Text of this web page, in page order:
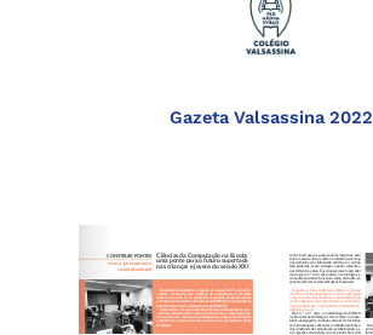
Gazeta Valsassina 2022